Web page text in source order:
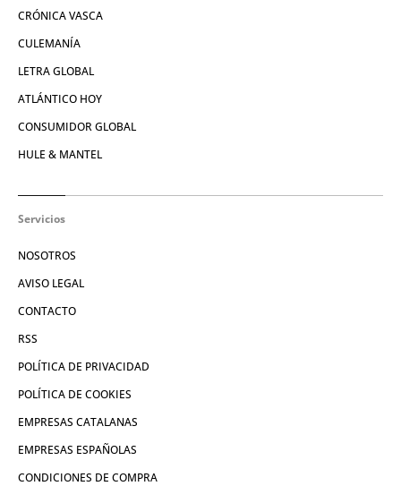
CRÓNICA VASCA
CULEMANÍA
LETRA GLOBAL
ATLÁNTICO HOY
CONSUMIDOR GLOBAL
HULE & MANTEL
Servicios
NOSOTROS
AVISO LEGAL
CONTACTO
RSS
POLÍTICA DE PRIVACIDAD
POLÍTICA DE COOKIES
EMPRESAS CATALANAS
EMPRESAS ESPAÑOLAS
CONDICIONES DE COMPRA